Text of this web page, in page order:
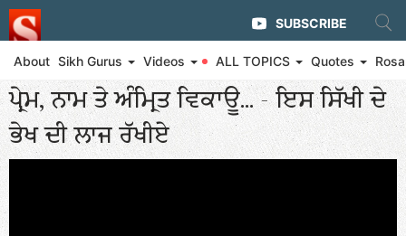
SUBSCRIBE
About Sikh Gurus Videos ALL TOPICS Quotes
◄ Rosary of Divine Wisdom - Priceless Bachans by Baba Ji
ਪ੍ਰੇਮ, ਨਾਮ ਤੇ ਅੰਮ੍ਰਿਤ ਵਿਕਾਊ... - ਇਸ ਸਿੱਖੀ ਦੇ
ਭੇਖ ਦੀ ਲਾਜ ਰੱਖੀਏ